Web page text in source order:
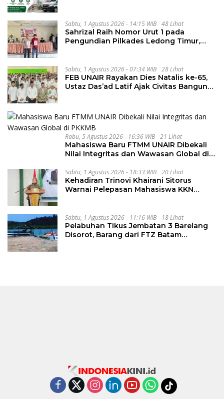
Sabtu, 1 Agustus 2026 - 14:15 WIB 48 Lihat
Sahrizal Raih Nomor Urut 1 pada
Pengundian Pilkades Ledong Timur,
Sabtu, 1 Agustus 2026 - 07:34 WIB 28 Lihat
FEB UNAIR Rayakan Dies Natalis ke-65,
Ustaz Das’ad Latif Ajak Civitas Bangun
Rabu, 5 Agustus 2026 - 16:36 WIB 21 Lihat
Mahasiswa Baru FTMM UNAIR Dibekali
Nilai Integritas dan Wawasan Global di
Sabtu, 1 Agustus 2026 - 18:33 WIB 20 Lihat
Kehadiran Trinovi Khairani Sitorus
Warnai Pelepasan Mahasiswa KKN
Sabtu, 1 Agustus 2026 - 11:16 WIB 18 Lihat
Pelabuhan Tikus Jembatan 3 Barelang
Disorot, Barang dari FTZ Batam